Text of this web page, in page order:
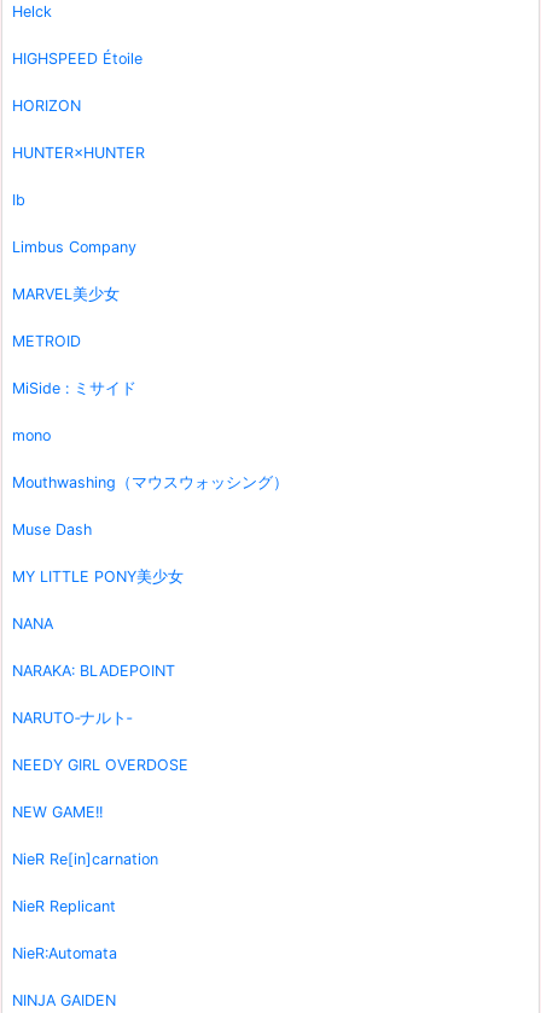
Helck
HIGHSPEED Étoile
HORIZON
HUNTER×HUNTER
Ib
Limbus Company
MARVEL美少女
METROID
MiSide : ミサイド
mono
Mouthwashing（マウスウォッシング）
Muse Dash
MY LITTLE PONY美少女
NANA
NARAKA: BLADEPOINT
NARUTO‐ナルト‐
NEEDY GIRL OVERDOSE
NEW GAME!!
NieR Re[in]carnation
NieR Replicant
NieR:Automata
NINJA GAIDEN